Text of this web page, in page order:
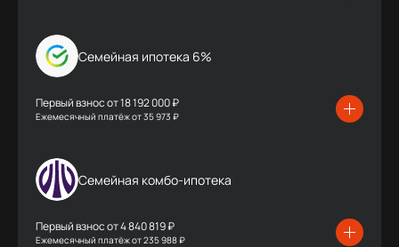
Семейная ипотека 6%
Первый взнос от18 192 000 ₽
Ежемесячный платёжот35 973 ₽
Семейная комбо-ипотека
Первый взнос от4 840 819 ₽
Ежемесячный платёжот235 988 ₽